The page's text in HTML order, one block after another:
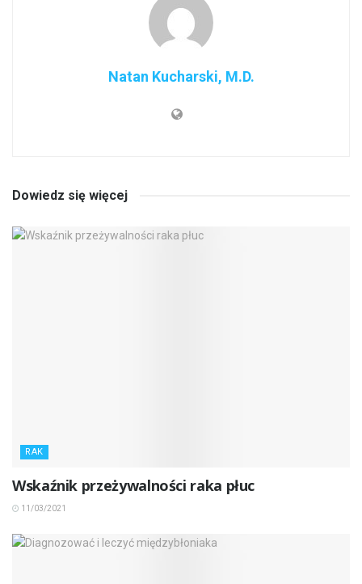
Natan Kucharski, M.D.
Dowiedz się więcej
RAK
Wskaźnik przeżywalności raka płuc
11/03/2021